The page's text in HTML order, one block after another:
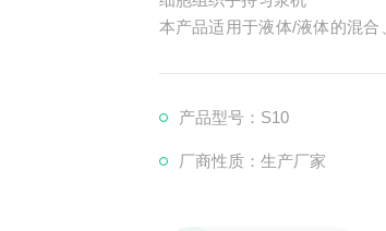
本产品适用于液体/液体的混
接触部位为304/316L不锈钢,拆
产品型号：S10
厂商性质：生产厂家